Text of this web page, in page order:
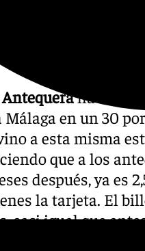
Antequeraha
Málaga en un 30
a esta misma
que a los
después, ya es
la tarjeta. El
casi igual que